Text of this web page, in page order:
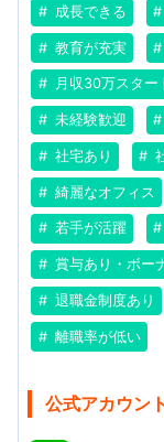
成長できる
教育が充実
月収30万スター
未経験歓迎
社宅あり
綺麗なオフィス
若手が活躍
賞与あり・ボー
退職金制度あり
離職率が低い
公式アカウント